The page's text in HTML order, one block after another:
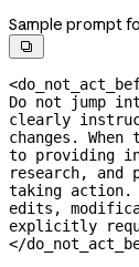
Sample prompt

Do not jump
clearly
changes.
to providing
research, and
taking action.
edits,
explicitly
</